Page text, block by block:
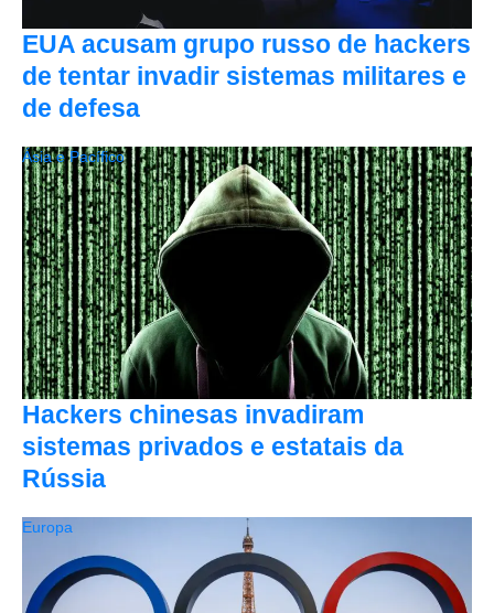
EUA acusam grupo russo de hackers
de tentar invadir sistemas militares e
de defesa
Hackers chinesas invadiram
sistemas privados e estatais da
Rússia
Ásia e Pacífico
Europa